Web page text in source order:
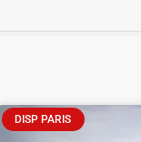
DISP PARIS